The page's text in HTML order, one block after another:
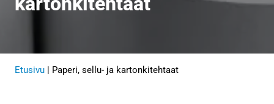
Etusivu Paperi, sellu- ja kartonkitehtaat